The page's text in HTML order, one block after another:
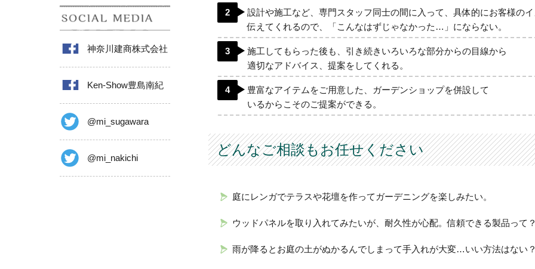
神奈川建商株式会社
Ken-Show豊島南紀
@mi_sugawara
@mi_nakichi
設計や施工など、専門スタッフ同士の間に入って、具体的にお客様の
伝えてくれるので、「こんなはずじゃなかった…」にならない。
施工してもらった後も、引き続きいろいろな部分からの目線から
適切なアドバイス、提案をしてくれる。
豊富なアイテムをご用意した、ガーデンショップを併設して
いるからこそのご提案ができる。
どんなご相談もお任せください
庭にレンガでテラスや花壇を作ってガーデニングを楽しみたい。
ウッドパネルを取り入れてみたいが、耐久性が心配。信頼できる製品って？
雨が降るとお庭の土がぬかるんでしまって手入れが大変…いい方法はない？